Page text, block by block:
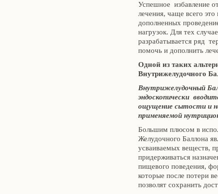
Успешное избавление
лечения, чаще всего
дополненных
нагрузок. Для тех
разрабатывается ряд
помочь и дополнить
Одной из таких
Внутрижелудочного
Внутрижелудочный
эндоскопически
ощущение сытости и
применяемой
Большим плюсом в
Желудочного Баллона
усваиваемых веществ,
придерживаться
пищевого поведения,
которые после потери
позволят сохранить